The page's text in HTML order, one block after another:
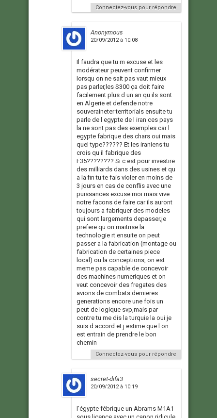
Connectez-vous pour répondre
Anonymous
20/09/2012 à 10:08
Il faudra que tu m excuse et les
modérateur peuvent confirmer
lorsqu on ne sait pas vaut mieux
pas parler,les S300 ça doit faire
facilement plus d un an qu ils sont
en Algerie et defende notre
souveraineter territorials ensuite tu
parle de l egypte de l iran ces pays
la ne sont pas des exemples car l
egypte fabrique des chars oui mais
quel type?????? Et les iraniens tu
crois qu il fabrique des
F35???????? Si c est pour investire
des milliards dans des usines et qu
a la fin tu te fais violer en moins de
3 jours en cas de conflis avec une
puissances excuse moi mais vive
notre facons de faire car ils auront
toujours a fabriquer des modeles
qui sont largements depasser,je
prefere qu on maitrise la
technologie rt ensuite on peut
passer a la fabrication (montage ou
fabrication de certaines piece
local) ou la conceptions, on est
meme pas capable de concevoir
des machines numeriques et on
veut concevoir des fregates des
avions de combats dernieres
generations encore une fois un
peut de logique svp,mais par
contre tu me dis la turquie la oui je
suis d accord et j estime que l on
est entrain de prendre le bon
chemin
Connectez-vous pour répondre
secret-difa3
20/09/2012 à 10:19
l’égypte fébrique un Abrams M1A1
sous licence avec un canon ridicule